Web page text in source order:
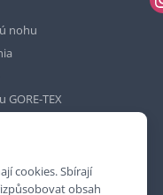
nohu
TEX
cookies. Sbírají
obsah